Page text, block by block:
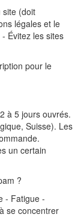
site (doit
légales et le
Évitez les sites
pour le
à 5 jours ouvrés.
Suisse). Les
un certain
?
- Fatigue -
se concentrer